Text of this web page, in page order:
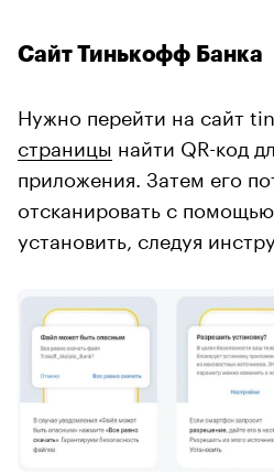
Сайт Тинькофф Банка
Нужно перейти на сайт
страницы найти QR-код
приложения. Затем его
отсканировать с
установить, следуя